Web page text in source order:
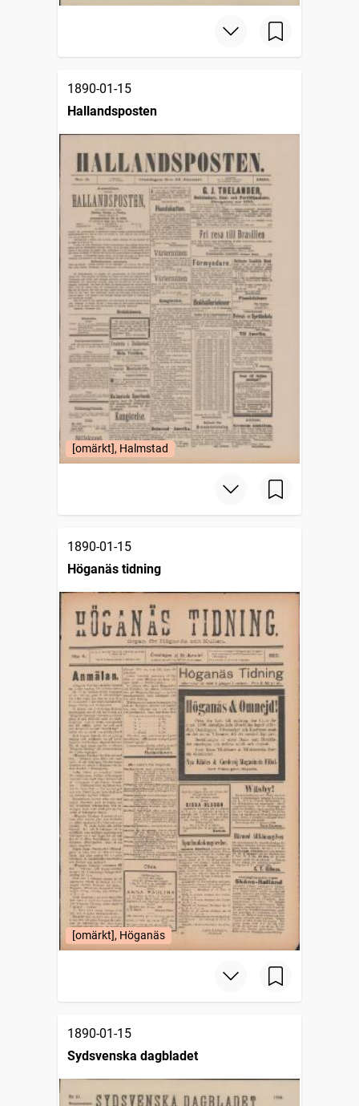
1890-01-15
Hallandsposten
[omärkt], Halmstad
1890-01-15
Höganäs tidning
[omärkt], Höganäs
1890-01-15
Sydsvenska dagbladet